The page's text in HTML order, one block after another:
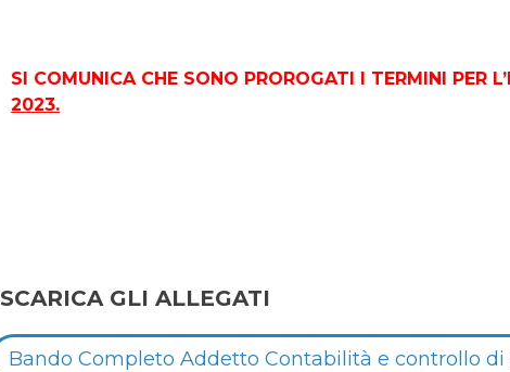
SI COMUNICA CHE SONO PROROGATI I TERMINI PER
2023.
SCARICA GLI ALLEGATI
Bando Completo Addetto Contabilità e controllo di